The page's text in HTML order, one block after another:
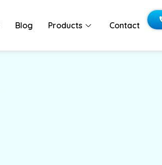
Blog Products Contact